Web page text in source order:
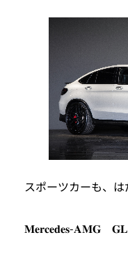
スポーツカーも、
𝐌𝐞𝐫𝐜𝐞𝐝𝐞𝐬-𝐀𝐌𝐆